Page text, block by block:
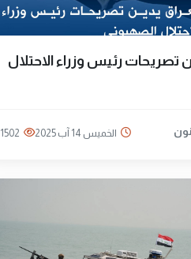
تصريحات رئيس وزراء الاحتلال
الخميس 14 آب 2025 1502